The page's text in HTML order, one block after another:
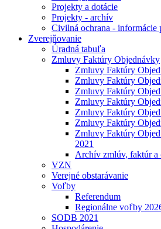
Projekty a dotácie
Projekty - archív
Civilná ochrana - informácie
Zverejňovanie
Úradná tabuľa
Zmluvy Faktúry Objednávky
Zmluvy Faktúry
Zmluvy Faktúry
Zmluvy Faktúry
Zmluvy Faktúry
Zmluvy Faktúry
Zmluvy Faktúry
Zmluvy Faktúry
2021
Archív zmlúv, faktúr a
VZN
Verejné obstarávanie
Voľby
Referendum
Regionálne voľby
SODB 2021